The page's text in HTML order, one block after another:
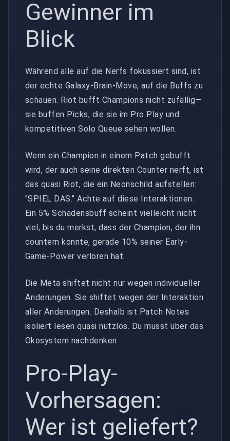
Gewinner im
Blick
Während alle auf die Nerfs fokussiert sind, ist
der echte Galaxy-Brain-Move, auf die Buffs zu
schauen. Riot bufft Champions nicht zufällig—
sie buffen Picks, die sie im Pro Play und
kompetitiven Solo Queue sehen wollen.
Wenn ein Champion in einem Patch gebufft
wird, der auch seine direkten Counter nerft, ist
das quasi Riot, die ein Neonschild aufstellen:
"SPIEL DAS." Achte auf diese Interaktionen.
Ein 5% Schadensbuff scheint vielleicht nicht
viel, bis du merkst, dass der Champion, der ihn
countern konnte, gerade 10% seiner Early-
Game-Power verloren hat.
Die Meta shiftet nicht nur wegen individueller
Änderungen. Sie shiftet wegen der Interaktion
aller Änderungen. Deshalb ist Patch Notes
isoliert lesen quasi nutzlos. Du musst über das
Ökosystem nachdenken.
Pro-Play-
Vorhersagen:
Wer ist geliefert?